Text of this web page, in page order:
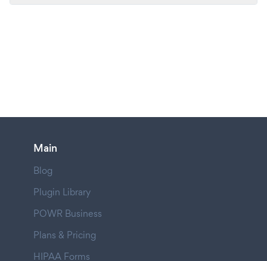
Main
Blog
Plugin Library
POWR Business
Plans & Pricing
HIPAA Forms